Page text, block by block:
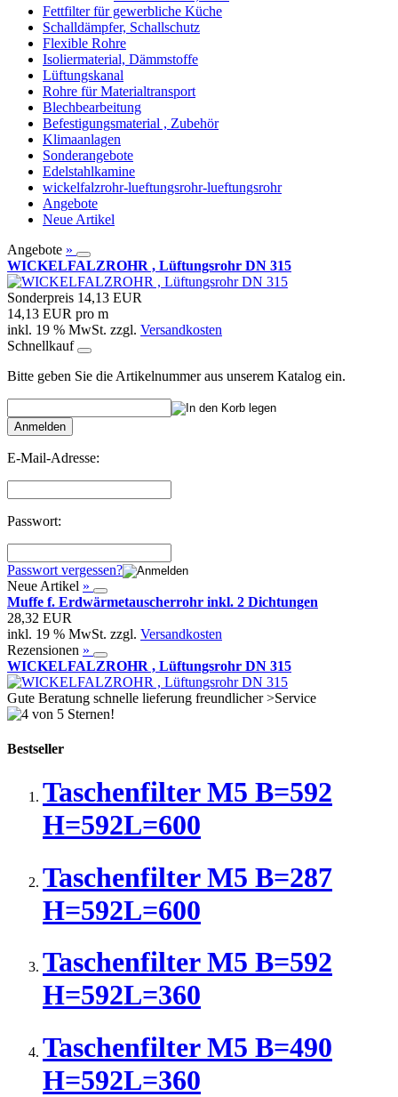
Fettfilter für gewerbliche Küche
Schalldämpfer, Schallschutz
Flexible Rohre
Isoliermaterial, Dämmstoffe
Lüftungskanal
Rohre für Materialtransport
Blechbearbeitung
Befestigungsmaterial , Zubehör
Klimaanlagen
Sonderangebote
Edelstahlkamine
wickelfalzrohr-lueftungsrohr-lueftungsrohr
Angebote
Neue Artikel
Angebote »
WICKELFALZROHR , Lüftungsrohr DN 315
Sonderpreis 14,13 EUR
14,13 EUR pro m
inkl. 19 % MwSt. zzgl. Versandkosten
Schnellkauf
Bitte geben Sie die Artikelnummer aus unserem Katalog ein.
Anmelden
E-Mail-Adresse:
Passwort:
Passwort vergessen?
Neue Artikel »
Muffe f. Erdwärmetauscherrohr inkl. 2 Dichtungen
28,32 EUR
inkl. 19 % MwSt. zzgl. Versandkosten
Rezensionen »
WICKELFALZROHR , Lüftungsrohr DN 315
Gute Beratung schnelle lieferung freundlicher >Service
Bestseller
Taschenfilter M5 B=592
H=592L=600
Taschenfilter M5 B=287
H=592L=600
Taschenfilter M5 B=592
H=592L=360
Taschenfilter M5 B=490
H=592L=360